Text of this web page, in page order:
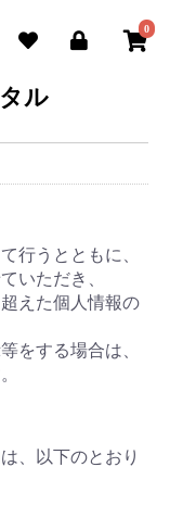
0
ル
行うとともに、
いただき、
えた個人情報の
をする場合は、
、以下のとおり